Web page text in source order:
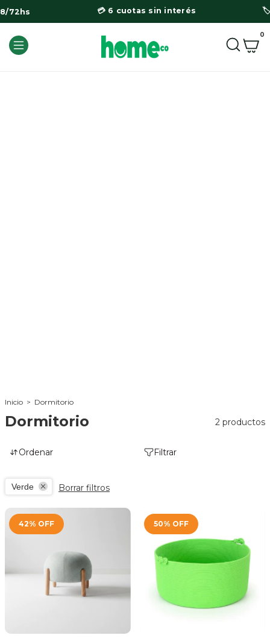
72hs 💳 6 cuotas sin interés 🏷️
0
Inicio > Dormitorio
Dormitorio 2 productos
Ordenar Filtrar
Verde Borrar filtros
42% OFF 50% OFF